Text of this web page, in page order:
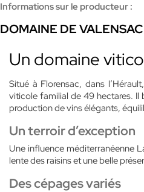
Informations sur le producteur :
DOMAINE DE VALENSAC
Un domaine
Situé à Florensac, dans
viticole familial de 49 hectares. Il
production de vins élégants,
Un terroir d’exception
Une influence méditerranéenne
lente des raisins et une belle
Des cépages variés